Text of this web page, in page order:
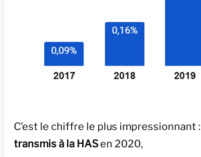
C’est le chiffre le plus impressionnant :
transmis à la HASen 2020,